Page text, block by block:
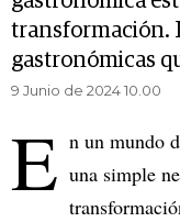
transformación.
gastronómicas
9 Junio de 2024 10.00
E n un mundo
una simple